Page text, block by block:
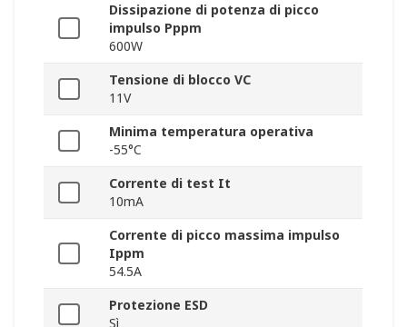
Dissipazione di potenza di picco
impulso Pppm
600W
Tensione di blocco VC
11V
Minima temperatura operativa
-55°C
Corrente di test It
10mA
Corrente di picco massima impulso
Ippm
54.5A
Protezione ESD
Sì